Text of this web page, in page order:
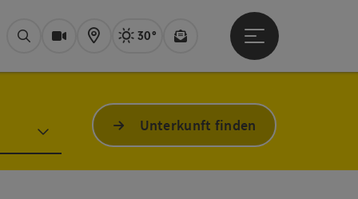
SuchenWebcams
Karte Aktuelles Wetter Bad Ischl,
30°
Newsletter
Hauptmenü öffnen
Unterkunft finden